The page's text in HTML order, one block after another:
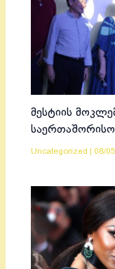
მესტიის
Uncategorized 08/